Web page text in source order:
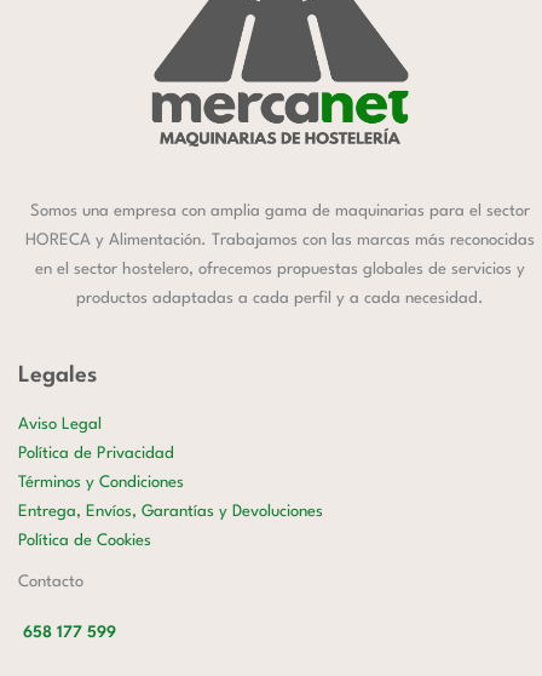
Somos una empresa con amplia gama de maquinarias para el sector
HORECA y Alimentación. Trabajamos con las marcas más reconocidas
en el sector hostelero, ofrecemos propuestas globales de servicios y
productos adaptadas a cada perfil y a cada necesidad.
Legales
Aviso Legal
Política de Privacidad
Términos y Condiciones
Entrega, Envíos, Garantías y Devoluciones
Política de Cookies
Contacto
658 177 599